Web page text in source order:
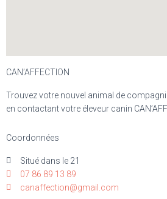
CAN’AFFECTION
Trouvez votre nouvel animal de
en contactant votre éleveur canin
Coordonnées
Situé dans le 21
07 86 89 13 89
canaffection@gmail.com